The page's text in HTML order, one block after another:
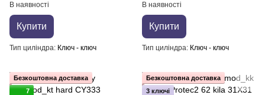
В наявності
Купити
Тип циліндра Ключ - ключ
В наявності
Купити
Тип циліндра Ключ - ключ
Безкоштовна доставка
7
Безкоштовна доставка
3 ключі